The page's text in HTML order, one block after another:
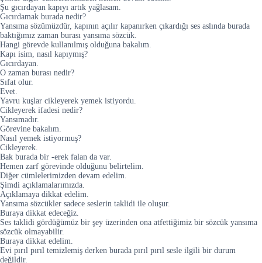
Şu gıcırdayan kapıyı artık yağlasam.
Gıcırdamak burada nedir?
Yansıma sözümüzdür, kapının açılır kapanırken çıkardığı ses aslında burada
baktığımız zaman burası yansıma sözcük.
Hangi görevde kullanılmış olduğuna bakalım.
Kapı isim, nasıl kapıymış?
Gıcırdayan.
O zaman burası nedir?
Sıfat olur.
Evet.
Yavru kuşlar cikleyerek yemek istiyordu.
Cikleyerek ifadesi nedir?
Yansımadır.
Görevine bakalım.
Nasıl yemek istiyormuş?
Cikleyerek.
Bak burada bir -erek falan da var.
Hemen zarf görevinde olduğunu belirtelim.
Diğer cümlelerimizden devam edelim.
Şimdi açıklamalarımızda.
Açıklamaya dikkat edelim.
Yansıma sözcükler sadece seslerin taklidi ile oluşur.
Buraya dikkat edeceğiz.
Ses taklidi gördüğümüz bir şey üzerinden ona atfettiğimiz bir sözcük yansıma
sözcük olmayabilir.
Buraya dikkat edelim.
Evi pırıl pırıl temizlemiş derken burada pırıl pırıl sesle ilgili bir durum
değildir.